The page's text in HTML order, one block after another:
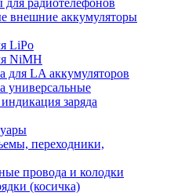
радиотелефонов
внешние аккумуляторы
LiPo
NiMH
для LA аккумуляторов
универсальные
заряда
переходники,
провода и колодки
(косичка)